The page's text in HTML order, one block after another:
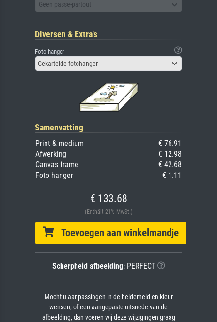
Geen passe-partout
Diversen & Extra's
Foto hanger
Gekartelde fotohanger
Samenvatting
Print & medium
€ 76.91
Afwerking
€ 12.98
Canvas frame
€ 42.68
Foto hanger
€ 1.11
€ 133.68
(Enthält 21% MwSt.)
Toevoegen aan winkelmandje
Scherpheid afbeelding:PERFECT
Mocht u aanpassingen in de helderheid en kleur
wensen, of een aangepaste uitsnede van de
afbeelding, dan voeren wij deze wijzigingen graag